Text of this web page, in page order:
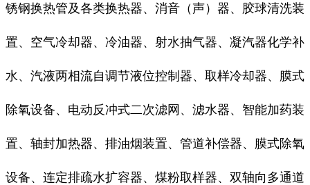
锈钢换热管及各类换热器、消音（声）器、胶球清洗装
置、空气冷却器、冷油器、射水抽气器、凝汽器化学补
水、汽液两相流自调节液位控制器、取样冷却器、膜式
除氧设备、电动反冲式二次滤网、滤水器、智能加药装
置、轴封加热器、排油烟装置、管道补偿器、膜式除氧
设备、连定排疏水扩容器、煤粉取样器、双轴向多通道